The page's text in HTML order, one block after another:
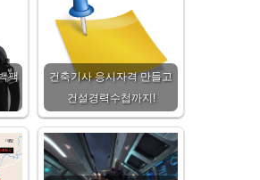
팩
건축기사 응시자격 만들고
건설경력수첩까지!